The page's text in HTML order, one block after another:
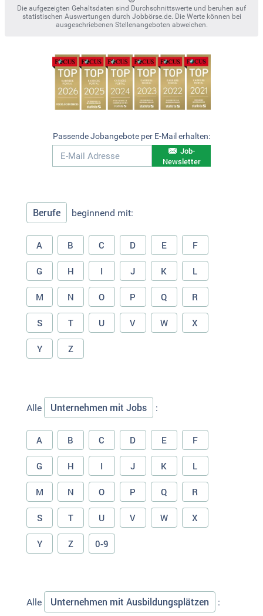
Die aufgezeigten Gehaltsdaten sind Durchschnittswerte und beruhen auf
statistischen Auswertungen durch Jobbörse.de. Die Werte können bei
ausgeschriebenen Stellenangeboten abweichen.
Passende Jobangebote per E-Mail erhalten:
Job-
Newsletter
Berufe beginnend mit:
A B C D E F
G H I J K L
M N O P Q R
S T U V W X
Y Z
Alle Unternehmen mit Jobs :
A B C D E F
G H I J K L
M N O P Q R
S T U V W X
Y Z 0-9
Alle Unternehmen mit Ausbildungsplätzen :